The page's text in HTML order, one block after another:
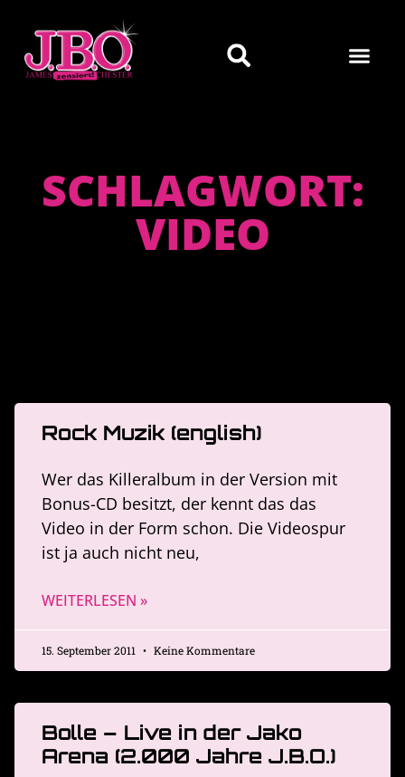
SCHLAGWORT:
VIDEO
Rock Muzik (english)
Wer das Killeralbum in der Version mit
Bonus-CD besitzt, der kennt das das
Video in der Form schon. Die Videospur
ist ja auch nicht neu,
WEITERLESEN »
15. September 2011 Keine Kommentare
Bolle – Live in der Jako
Arena (2.000 Jahre J.B.O.)